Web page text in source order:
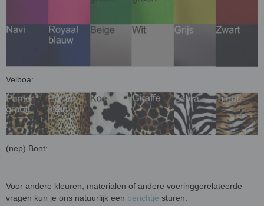
Velboa:
(nep) Bont:
Voor andere kleuren, materialen of andere voeringgerelateerde
vragen kun je ons natuurlijk een berichtje sturen.